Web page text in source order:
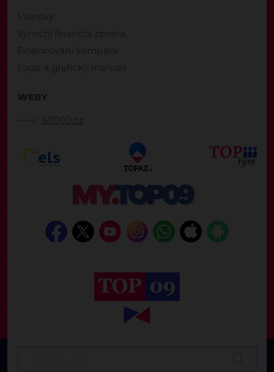
Stanovy
Výroční finanční zpráva
Financování kampaní
Logo a grafický manuál
WEBY
62000.cz